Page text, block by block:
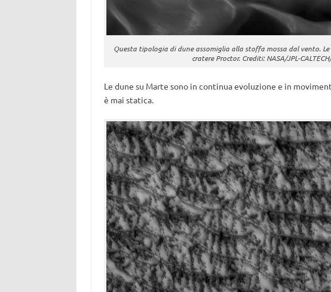
Questa tipologia di dune assomiglia alla stoffa mossa dal vento.
cratere Proctor. Crediti: NASA/JPL-
Le dune su Marte sono in continua evoluzione e in
è mai statica.